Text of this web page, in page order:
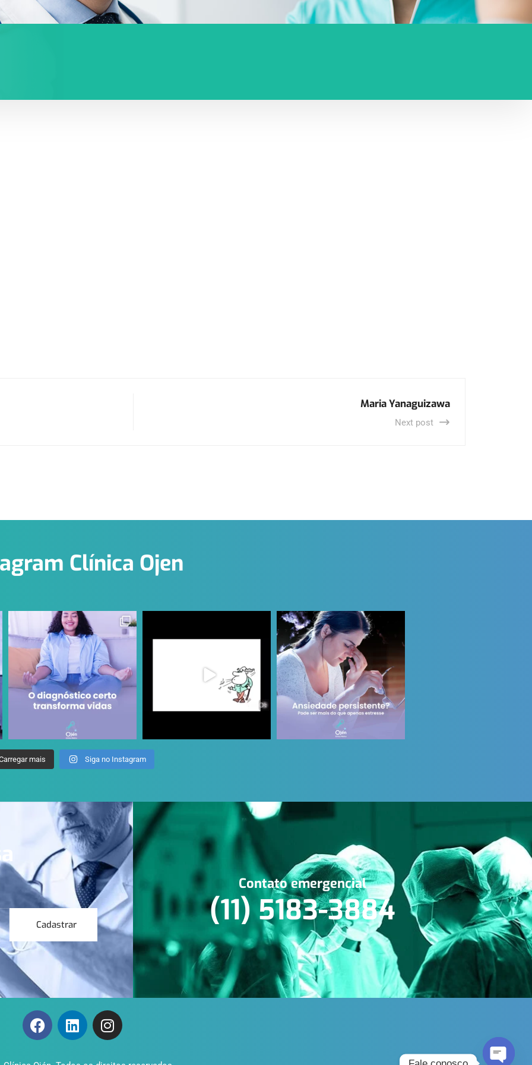
Maria Yanaguizawa
Next post
Clínica Ojen
mais Siga no Instagram
Cadastrar
Contato emergencial
(11) 5183-3884